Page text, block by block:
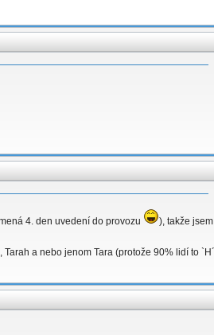
4. den uvedení do provozu
), takže
a nebo jenom Tara (protože 90% lidí to